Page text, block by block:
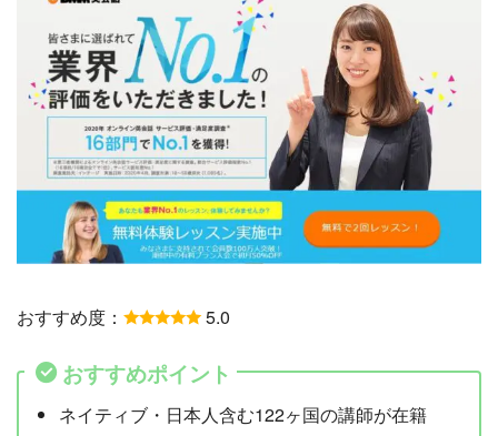
おすすめ度： 5.0
おすすめポイント
ネイティブ・日本人含む122ヶ国の講師が在籍